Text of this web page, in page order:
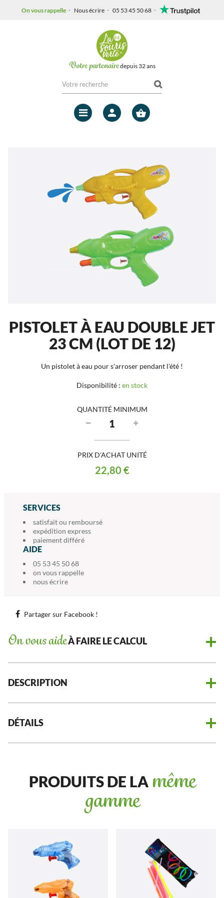
On vous rappelle Nous écrire 05 53 45 50 68
Votre partenairedepuis 32 ans
Mon
PISTOLET À EAU DOUBLE JET
23 CM (LOT DE 12)
Un pistolet à eau pour s'arroser pendant l'été !
Disponibilité : en stock
QUANTITÉ MINIMUM
PRIX D'ACHAT UNITÉ
22,80 €
SERVICES
satisfait ou remboursé
expédition express
paiement différé
AIDE
05 53 45 50 68
on vous rappelle
nous écrire
Partager sur Facebook !
On vous aideÀ FAIRE LE CALCUL
DESCRIPTION
DÉTAILS
PRODUITS DE LA même
gamme